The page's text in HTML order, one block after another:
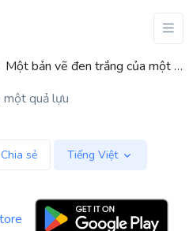
Một bản vẽ đen trắng của một quả lựu
Chia sẻ Tiếng Việt